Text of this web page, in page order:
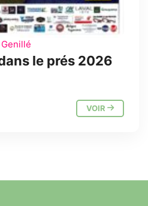
le prés 2026
VOIR